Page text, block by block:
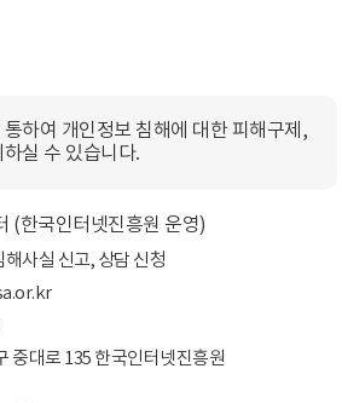
하여 개인정보 침해에 대한 피해구제,
실 수 있습니다.
(한국인터넷진흥원 운영)
사실 신고, 상담 신청
중대로 135 한국인터넷진흥원